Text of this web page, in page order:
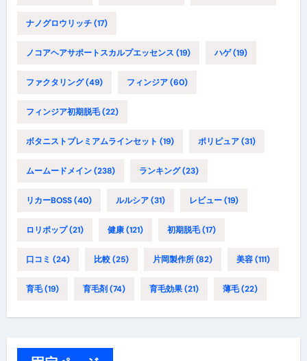
ナノグロウリッチ(17)
ノコアヘアサポートスカルプエッセンス (19) ハゲ(19)
ファクタリング(49) フィンジア(60)
フィンジア初期脱毛(22)
ボタニストプレミアムラインセット (19) ポリピュア(31)
ムームードメイン(238) ランキング(23)
リカーBOSS(40) ルルシア(31) レビュー(19)
ロリポップ(21) 健康(121) 初期脱毛(17)
口コミ (24) 比較(25) 片岡製作所(82) 美容(111)
育毛(19) 育毛剤(74) 育毛効果(21) 薄毛(22)